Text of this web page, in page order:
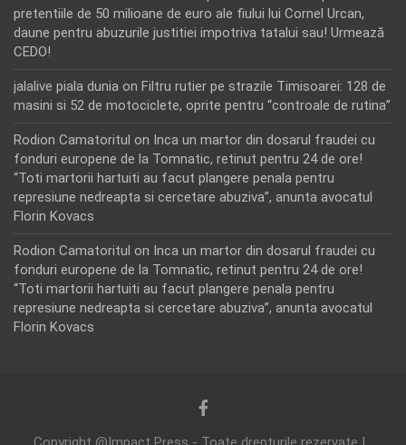
pretentiile de 50 milioane de euro ale fiului lui Cornel Urcan,
daune pentru abuzurile justitiei impotriva tatalui sau! Urmează
CEDO!
jalalive piala dunia on Filtru rutier pe strazile Timisoarei: 128 de
masini si 52 de motociclete, oprite pentru “controale de rutina”
Rodion Camatoritul on Inca un martor din dosarul fraudei cu
fonduri europene de la Tomnatic, retinut pentru 24 de ore!
“Toti martorii hartuiti au facut plangere penala pentru
represiune nedreapta si cercetare abuziva”, anunta avocatul
Florin Kovacs
Rodion Camatoritul on Inca un martor din dosarul fraudei cu
fonduri europene de la Tomnatic, retinut pentru 24 de ore!
“Toti martorii hartuiti au facut plangere penala pentru
represiune nedreapta si cercetare abuziva”, anunta avocatul
Florin Kovacs